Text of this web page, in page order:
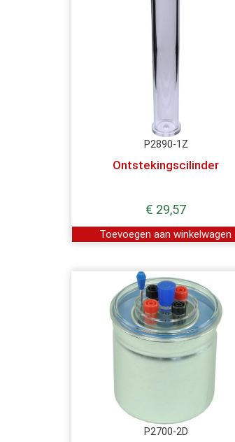
P2890-1Z
Ontstekingscilinder
€ 29,57
Toevoegen aan winkelwagen
P2700-2D